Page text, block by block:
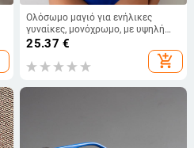
Ολόσωμο μαγιό για ενήλικες
γυναίκες, μονόχρωμο, με υψηλή
μέση, με επένδυση στήθους και
χωρίς μεταλλική υποστήριξη,
νάιλον ύφασμα με επένδυση
25.37 €
add_shopping_cart